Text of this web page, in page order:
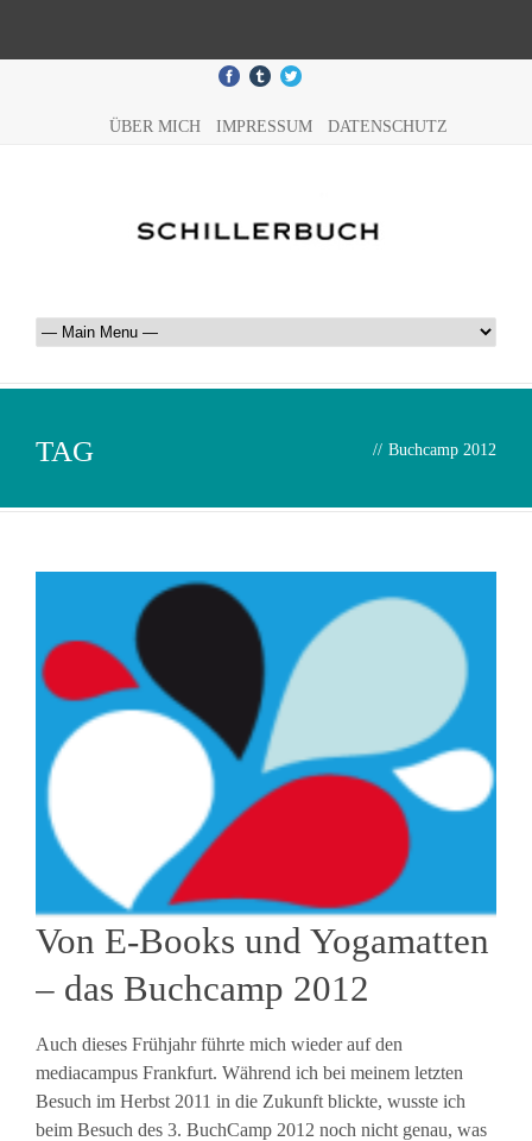
ÜBER MICH IMPRESSUM DATENSCHUTZ
TAG // Buchcamp 2012
Von E-Books und Yogamatten
– das Buchcamp 2012
Auch dieses Frühjahr führte mich wieder auf den
mediacampus Frankfurt. Während ich bei meinem letzten
Besuch im Herbst 2011 in die Zukunft blickte, wusste ich
beim Besuch des 3. BuchCamp 2012 noch nicht genau, was